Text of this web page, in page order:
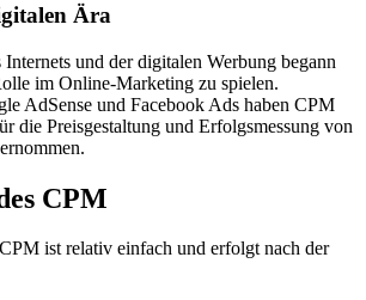
Ära
und der digitalen Werbung begann
im Online-Marketing zu spielen.
AdSense und Facebook Ads haben CPM
die Preisgestaltung und Erfolgsmessung von
CPM
ist relativ einfach und erfolgt nach der